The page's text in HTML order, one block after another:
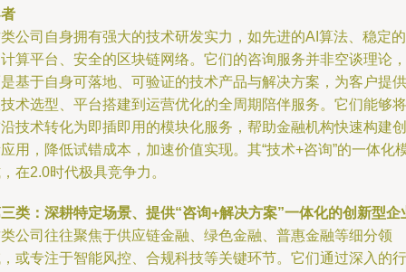
公司自身拥有强大的技术研发实力，如先进的AI算法、稳定的
算平台、安全的区块链网络。它们的咨询服务并非空谈理论，
基于自身可落地、可验证的技术产品与解决方案，为客户提供
术选型、平台搭建到运营优化的全周期陪伴服务。它们能够将
技术转化为即插即用的模块化服务，帮助金融机构快速构建创
用，降低试错成本，加速价值实现。其“技术+咨询”的一体化
在2.0时代极具竞争力。
类：深耕特定场景、提供“咨询+解决方案”一体化的创新型企
公司往往聚焦于供应链金融、绿色金融、普惠金融等细分领
或专注于智能风控、合规科技等关键环节。它们通过深入的行